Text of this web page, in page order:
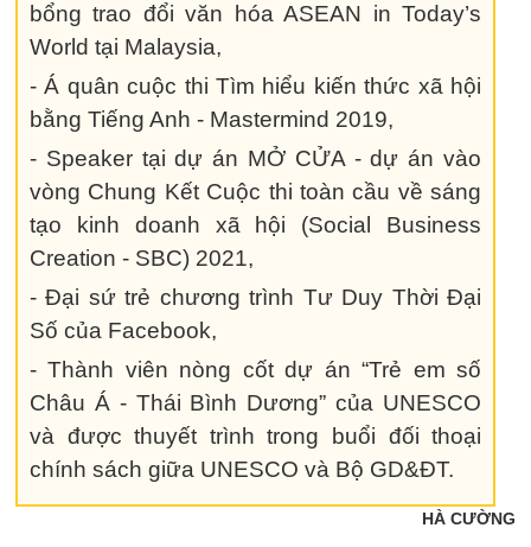
bổng trao đổi văn hóa ASEAN in Today’s
World tại Malaysia,
- Á quân cuộc thi Tìm hiểu kiến thức xã hội
bằng Tiếng Anh - Mastermind 2019,
- Speaker tại dự án MỞ CỬA - dự án vào
vòng Chung Kết Cuộc thi toàn cầu về sáng
tạo kinh doanh xã hội (Social Business
Creation - SBC) 2021,
- Đại sứ trẻ chương trình Tư Duy Thời Đại
Số của Facebook,
- Thành viên nòng cốt dự án “Trẻ em số
Châu Á - Thái Bình Dương” của UNESCO
và được thuyết trình trong buổi đối thoại
chính sách giữa UNESCO và Bộ GD&ĐT.
HÀ CƯỜNG